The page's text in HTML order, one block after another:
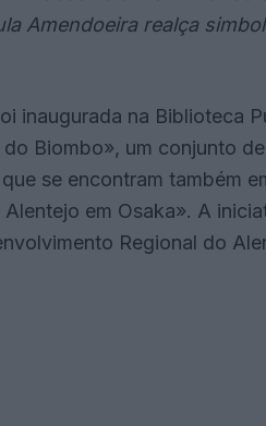
Amendoeira realça
inaugurada na Biblioteca
Biombo», um conjunto
se encontram também
em Osaka». A
Regional do